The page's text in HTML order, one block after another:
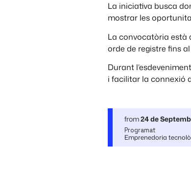
La iniciativa busca
mostrar les
La convocatòria està
orde de registre fins
Durant
i facilitar la connexió
from24 de
Programat
Emprenedoria